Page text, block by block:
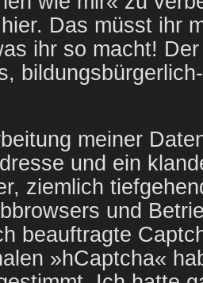
Das müsst ihr
ihr so macht!
meiner
und ein
ziemlich
und
beauftragte
»hCaptcha«